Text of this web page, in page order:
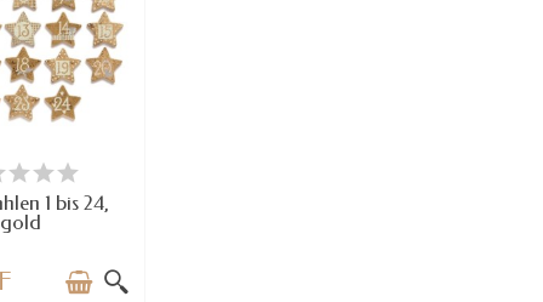
1 bis 24,
gold